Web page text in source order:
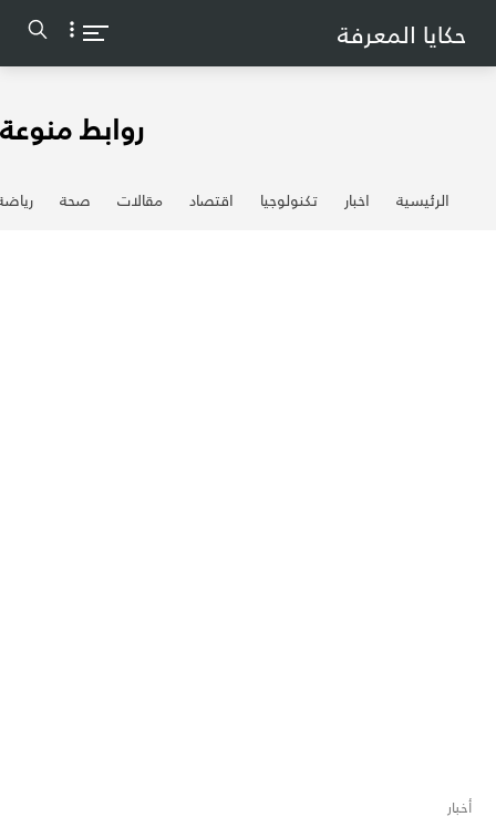
حكايا المعرفة
روابط منوعة
الرئيسية اخبار تكنولوجيا اقتصاد مقالات صحة
أخبار